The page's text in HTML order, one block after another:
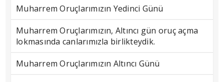
Muharrem Oruçlarımızın Yedinci Günü
Muharrem Oruçlarımızın, Altıncı gün oruç açma
lokmasında canlarımızla birlikteydik.
Muharrem Oruçlarımızın Altıncı Günü